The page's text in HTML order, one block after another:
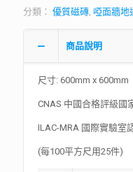
分類： 優質磁磚, 啞面牆地
商品說明
尺寸: 600mm x 600mm
CNAS 中國合格評級國
ILAC-MRA 國際實驗室
(每100平方尺用25件)